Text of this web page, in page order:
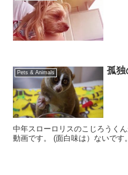
Pets & Animals 孤独
中年スローロリスのこじろうく
動画です。 (面白味は）ないです。